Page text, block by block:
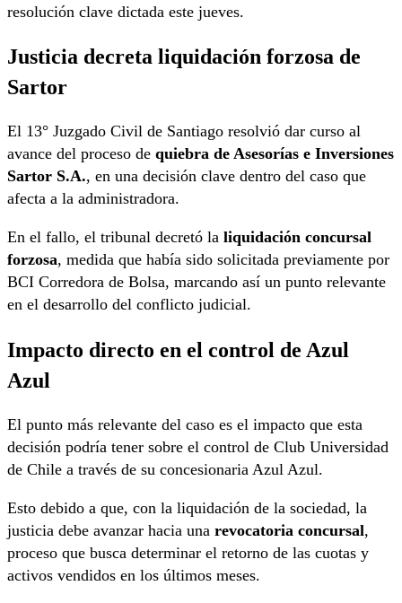
resolución clave dictada este jueves.
Justicia decreta liquidación forzosa de
Sartor
El 13° Juzgado Civil de Santiago resolvió dar curso al
avance del proceso de quiebra de Asesorías e Inversiones
Sartor S.A., en una decisión clave dentro del caso que
afecta a la administradora.
En el fallo, el tribunal decretó la liquidación concursal
forzosa, medida que había sido solicitada previamente por
BCI Corredora de Bolsa, marcando así un punto relevante
en el desarrollo del conflicto judicial.
Impacto directo en el control de Azul
Azul
El punto más relevante del caso es el impacto que esta
decisión podría tener sobre el control de Club Universidad
de Chile a través de su concesionaria Azul Azul.
Esto debido a que, con la liquidación de la sociedad, la
justicia debe avanzar hacia una revocatoria concursal,
proceso que busca determinar el retorno de las cuotas y
activos vendidos en los últimos meses.